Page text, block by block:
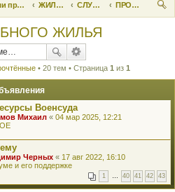
Ваши права и их реализация ЖИЛИЩНЫЕ ВОПРОСЫ СЛУЖЕБНОЕ ЖИЛЬЕ
ПРОБЛЕМЫ СЛУЖЕБНОГО ЖИЛЬЯ
ЖИЛЬЯ
• 20 тем • Страница 1 из 1
Военсуда
Михаил « 04 мар 2025, 12:21
Черных « 17 авг 2022, 16:10
и его поддержке
1 … 40 41 42 43